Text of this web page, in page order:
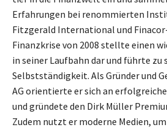
Erfahrungen bei renommierten
Fitzgerald International und
Finanzkrise von 2008 stellte einen
in seiner Laufbahn dar und führte zu
Selbstständigkeit. Als Gründer und
AG orientierte er sich an
und gründete den Dirk Müller
Zudem nutzt er moderne Medien,